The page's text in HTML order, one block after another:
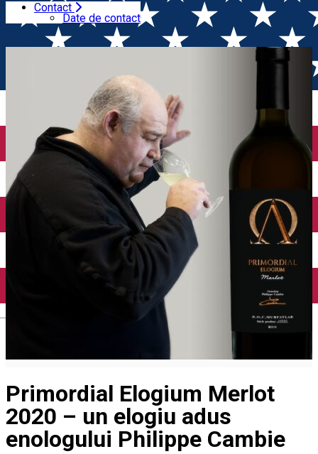
Contact
Date de contact
Acasă Lansări de vinuri
Primordial Elogium Merlot
2020 – un elogiu adus enologului Philippe Cambie
Primordial Elogium Merlot
2020 – un elogiu adus
enologului Philippe Cambie